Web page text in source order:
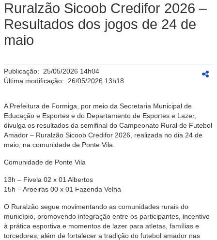
Ruralzão Sicoob Credifor 2026 –
Resultados dos jogos de 24 de
maio
Publicação: 25/05/2026 14h04
Última modificação: 26/05/2026 13h18
A Prefeitura de Formiga, por meio da Secretaria Municipal de
Educação e Esportes e do Departamento de Esportes e Lazer,
divulga os resultados da semifinal do Campeonato Rural de Futebol
Amador – Ruralzão Sicoob Credifor 2026, realizada no dia 24 de
maio, na comunidade de Ponte Vila.
Comunidade de Ponte Vila
13h – Fivela 02 x 01 Albertos
15h – Aroeiras 00 x 01 Fazenda Velha
O Ruralzão segue movimentando as comunidades rurais do
município, promovendo integração entre os participantes, incentivo
à prática esportiva e momentos de lazer para atletas, famílias e
torcedores, além de fortalecer a tradição do futebol amador nas